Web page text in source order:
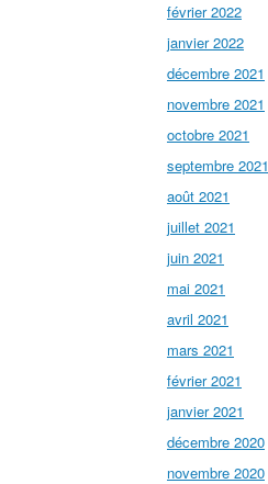
février 2022
janvier 2022
décembre 2021
novembre 2021
octobre 2021
septembre 2021
août 2021
juillet 2021
juin 2021
mai 2021
avril 2021
mars 2021
février 2021
janvier 2021
décembre 2020
novembre 2020